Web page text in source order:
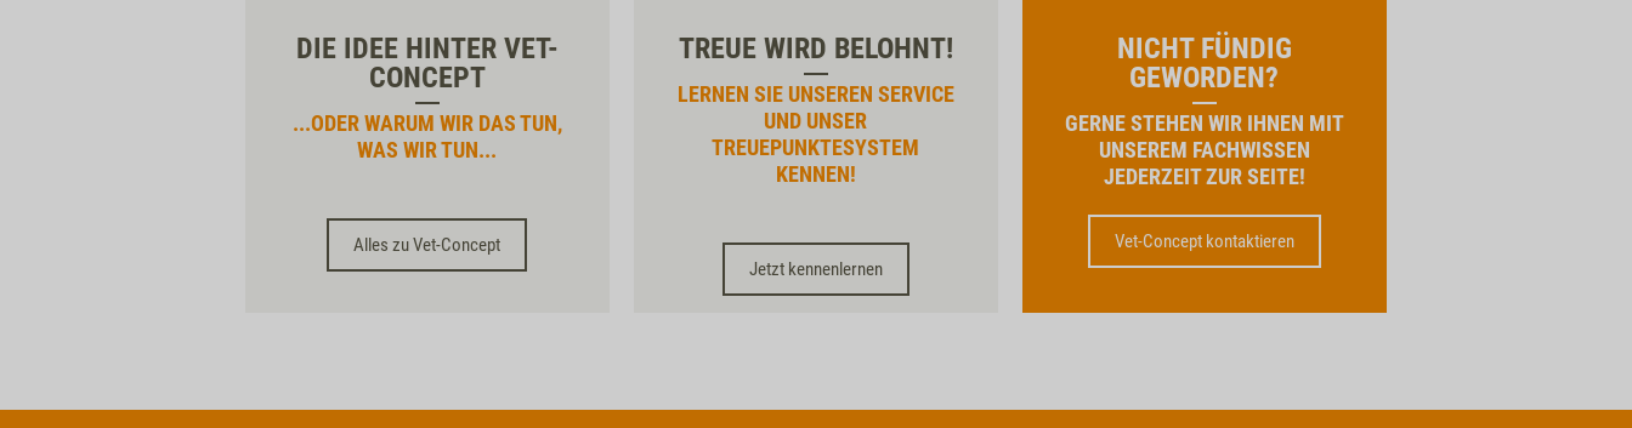
DIE IDEE HINTER VET-
CONCEPT
...ODER WARUM WIR DAS TUN,
WAS WIR TUN...
Alles zu Vet-Concept
TREUE WIRD BELOHNT!
LERNEN SIE UNSEREN SERVICE
UND UNSER
TREUEPUNKTESYSTEM
KENNEN!
Jetzt kennenlernen
NICHT FÜNDIG
GEWORDEN?
GERNE STEHEN WIR IHNEN MIT
UNSEREM FACHWISSEN
JEDERZEIT ZUR SEITE!
Vet-Concept kontaktieren